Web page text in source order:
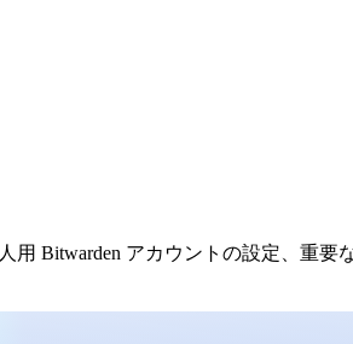
Bitwarden アカウントの設定、重